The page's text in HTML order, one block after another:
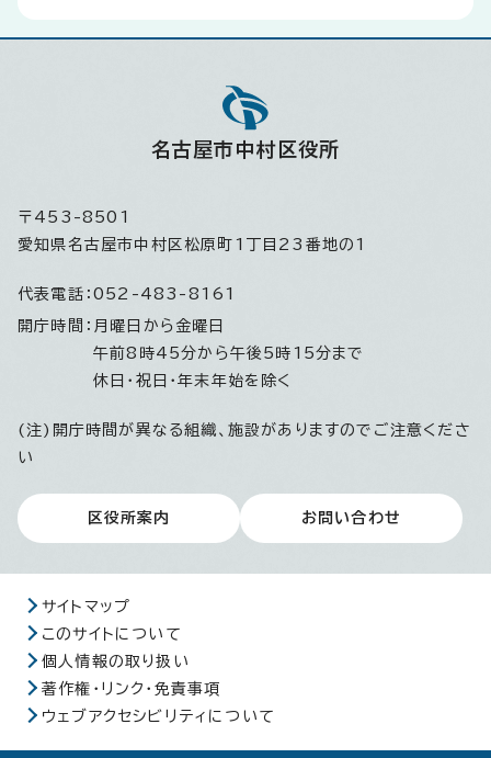
名古屋市中村区役所
〒453-8501
愛知県名古屋市中村区松原町1丁目23番地の1
代表電話： 052-483-8161
開庁時間： 月曜日から金曜日
午前8時45分から午後5時15分まで
休日・祝日・年末年始を除く
(注)開庁時間が異なる組織、施設がありますのでご注意くださ
い
区役所案内 お問い合わせ
サイトマップ
このサイトについて
個人情報の取り扱い
著作権・リンク・免責事項
ウェブアクセシビリティについて